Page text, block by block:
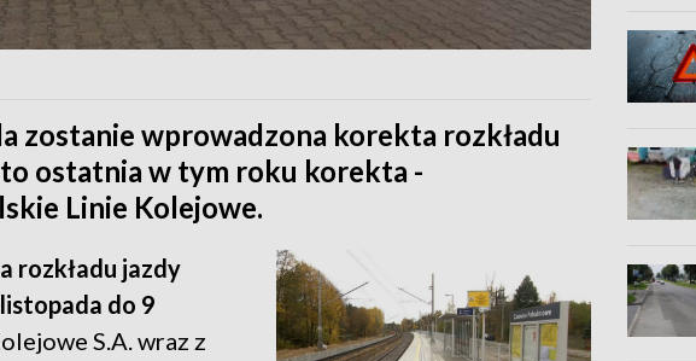
zostanie wprowadzona korekta rozkładu
ostatnia w tym roku korekta -
Linie Kolejowe.
rozkładu jazdy
do 9
S.A. wraz z